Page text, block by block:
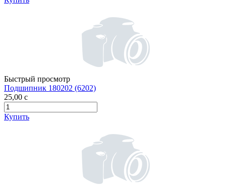
Быстрый просмотр
Подшипник 180202 (6202)
25,00 c
Купить